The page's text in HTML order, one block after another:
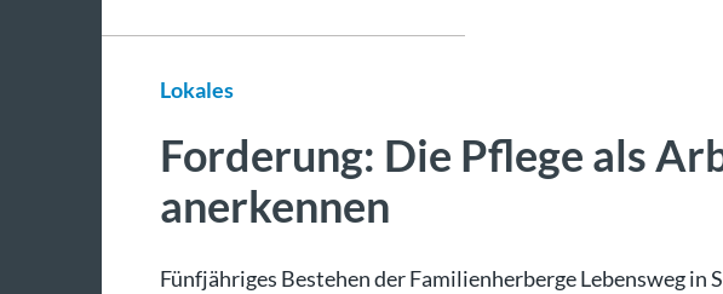
Lokales
Forderung: Die Pflege als
anerkennen
Fünfjähriges Bestehen der Familienherberge Lebensweg in